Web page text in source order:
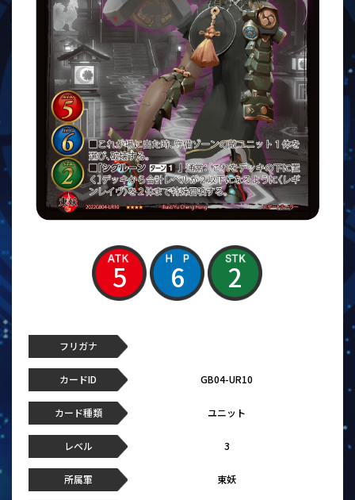
5 6 2
フリガナ
カードID GB04-UR10
カード種類 ユニット
レベル 3
所属軍 東妖